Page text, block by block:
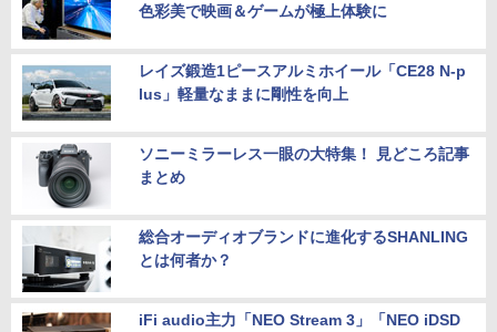
色彩美で映画＆ゲームが極上体験に
レイズ鍛造1ピースアルミホイール「CE28 N-p
lus」軽量なままに剛性を向上
ソニーミラーレス一眼の大特集！ 見どころ記事
まとめ
総合オーディオブランドに進化するSHANLING
とは何者か？
iFi audio主力「NEO Stream 3」「NEO iDSD